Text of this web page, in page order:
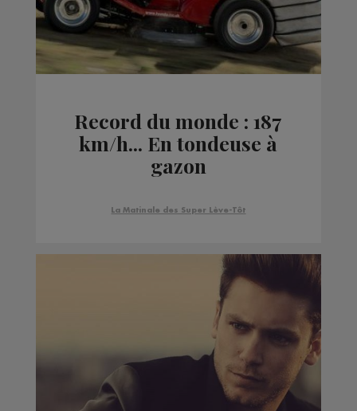
Record du monde : 187
km/h... En tondeuse à
gazon
La Matinale des Super Lève-Tôt